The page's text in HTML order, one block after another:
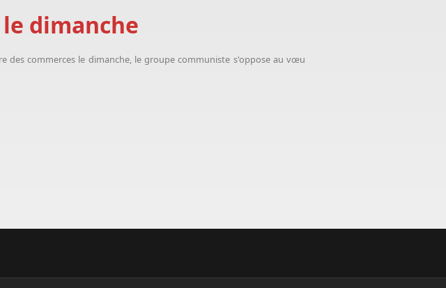
dimanche
des commerces le dimanche, le groupe communiste s'oppose au vœu